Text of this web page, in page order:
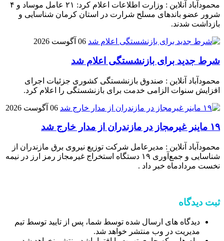
محمودآباد آنلاین : وزارت اطلاعات اعلام کرد: ۲۱ عامل موساد و ۴
شرور عضو باند‌های مسلح شرارت در استان کرمان شناسایی و
بازداشت شدند.
06 آگوست 2026
شرط جدید برای بازنشستگی اعلام شد
محمودآباد آنلاین : صندوق بازنشستگی کشوری جزئیات اجرای
افزایش سنوات الزامی خدمت برای بازنشستگی را اعلام کرد.
06 آگوست 2026
۱۹ ماینر غیرمجاز در مازندران از مدار خارج شد
محمودآباد آنلاین : مدیرعامل شرکت توزیع نیروی برق مازندران از
شناسایی و جمع‌آوری ۱۹ دستگاه استخراج غیرمجاز رمز ارز در نیمه
نخست مردادماه خبر داد .
ثبت دیدگاه
دیدگاه های ارسال شده توسط شما، پس از تایید توسط تیم
مدیریت در وب منتشر خواهد شد.